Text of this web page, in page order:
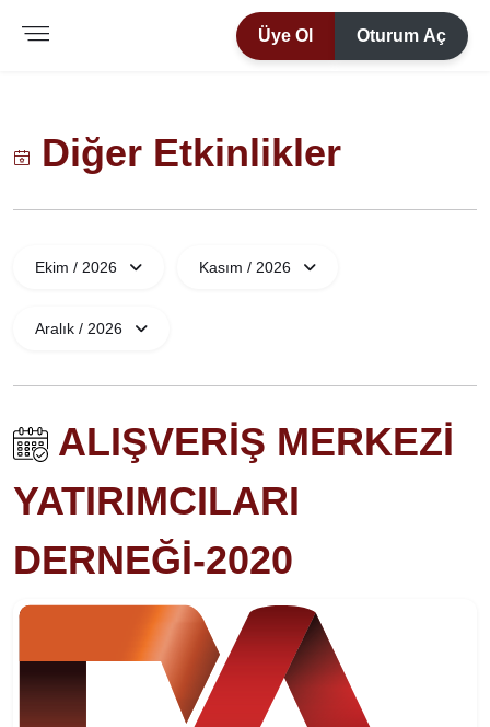
Üye Ol Oturum Aç
Diğer Etkinlikler
Ekim / 2026 Kasım / 2026
Aralık / 2026
ALIŞVERİŞ MERKEZİ
YATIRIMCILARI
DERNEĞİ-2020